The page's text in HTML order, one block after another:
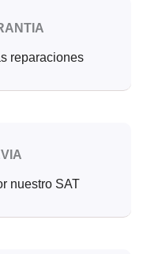
reparaciones
nuestro SAT